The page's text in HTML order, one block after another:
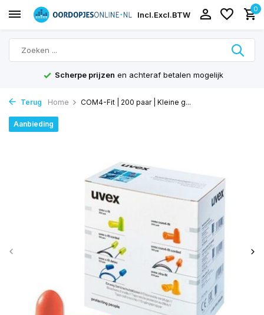
Incl.Excl.BTW
0
Scherpe prijzen en achteraf betalen mogelijk
Terug Home COM4-Fit | 200 paar | Kleine g...
Aanbieding